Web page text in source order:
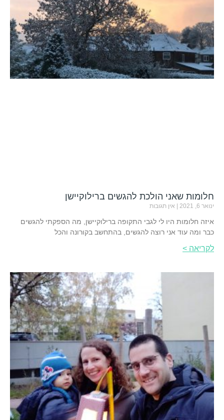
חלומות שאני הולכת להגשים ברילוקיישן
ינואר 6, 2021 אין תגובות
איזה חלומות היו לי לגבי התקופה ברילוקיישן, מה הספקתי להגשים
כבר ומה עוד אני רוצה להגשים, בהתחשב בקורונה והכל
לקריאה >